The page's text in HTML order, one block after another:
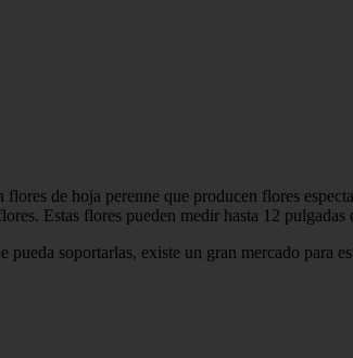
de hoja perenne que producen flores
Estas flores pueden medir hasta 12
soportarlas, existe un gran mercado para